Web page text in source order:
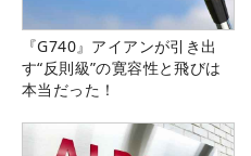
『G740』アイアンが引き出
す“反則級”の寛容性と飛びは
本当だった！